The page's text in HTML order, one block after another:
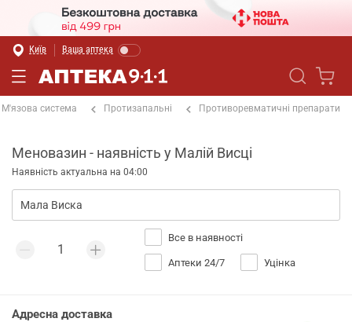
Київ Ваша аптека
М'язова система Протизапальні Противоревматичні препарати
Меновазин - наявність у Малій Висці
Наявність актуальна на 04:00
Все в наявності
Аптеки 24/7 Уцінка
Адресна доставка